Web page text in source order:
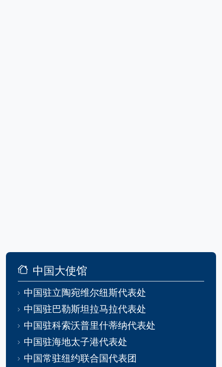
中国大使馆
中国驻立陶宛维尔纽斯代表处
中国驻巴勒斯坦拉马拉代表处
中国驻科索沃普里什蒂纳代表处
中国驻海地太子港代表处
中国常驻纽约联合国代表团